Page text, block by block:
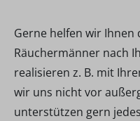
Gerne helfen wir Ihnen
Räuchermänner nach
realisieren z. B. mit
wir uns nicht vor
unterstützen gern